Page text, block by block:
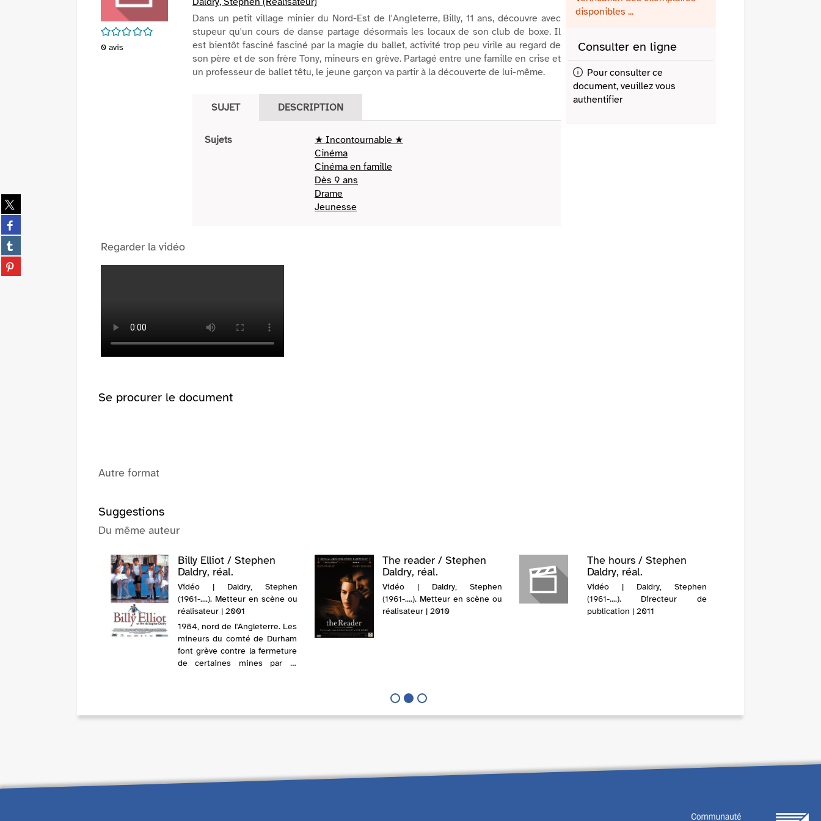
Partager
sur
twitter
(Nouvelle
fenêtre)
Partager
sur
facebook
(Nouvelle
fenêtre)
Partager
sur
tumblr
Partager
sur
/5
0 avis
Dans un petit village minier du Nord-Est de l'Angleterre, Billy, 11 ans, découvre avec
stupeur qu'un cours de danse partage désormais les locaux de son club de boxe. Il
est bientôt fasciné fasciné par la magie du ballet, activité trop peu virile au regard de
son père et de son frère Tony, mineurs en grève. Partagé entre une famille en crise et
un professeur de ballet têtu, le jeune garçon va partir à la découverte de lui-même.
SUJET DESCRIPTION
Sujets
★ Incontournable ★
Cinéma
Cinéma en famille
Dès 9 ans
Drame
Jeunesse
Regarder la vidéo
disponibles ...
Consulter en ligne
Pour consulter ce
document, veuillez vous
authentifier
Se procurer le document
Autre format
Suggestions
Du même auteur
The reader / Stephen
Daldry, réal.
Vidéo | Daldry, Stephen
(1961-....). Metteur en scène ou
réalisateur | 2010
The hours / Stephen
Daldry, réal.
Vidéo | Daldry, Stephen
(1961-....). Directeur de
publication | 2011
Billy Elliot / Stephen
Daldry, réal.
Vidéo | Daldry, Stephen
(1961-....). Metteur en scène ou
réalisateur | 2001
1984, nord de l'Angleterre. Les
mineurs du comté de Durham
font grève contre la fermeture
de certaines mines par le